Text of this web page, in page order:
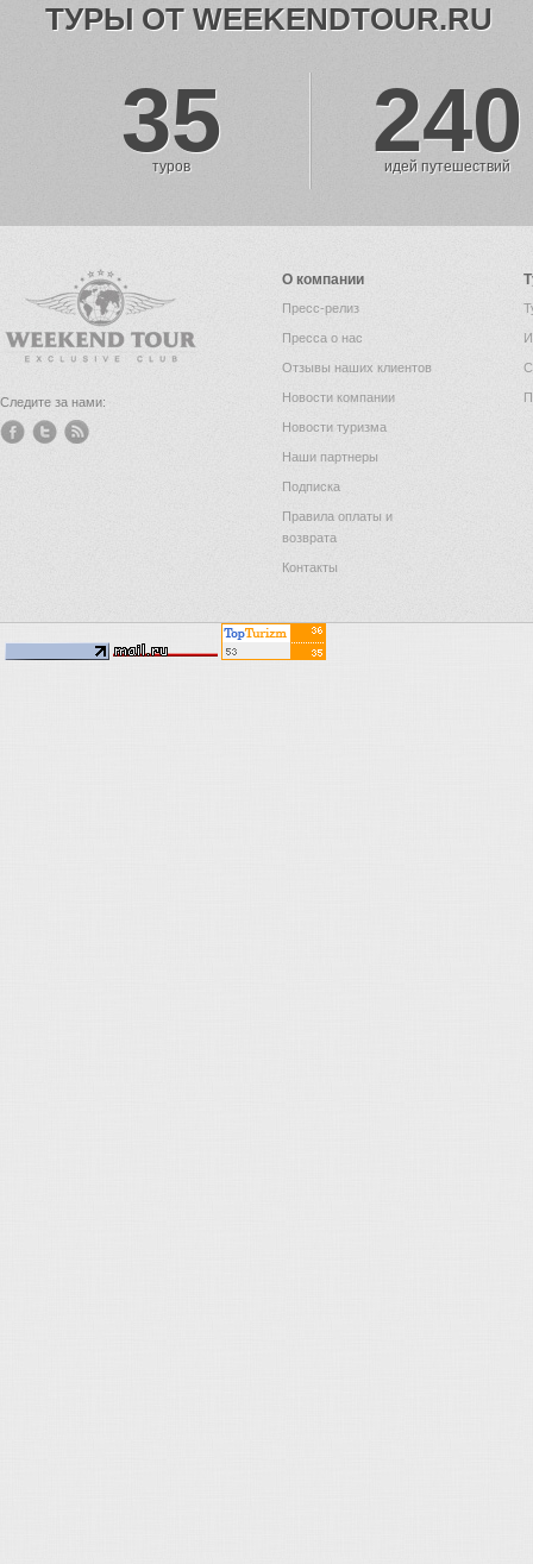
ТУРЫ ОТ WEEKENDTOUR.RU
35
туров 240
идей путешествий
Следите за нами:
О компании
Пресс-релиз
Пресса о нас
Отзывы наших клиентов
Новости компании
Новости туризма
Наши партнеры
Подписка
Правила оплаты и
возврата
Контакты